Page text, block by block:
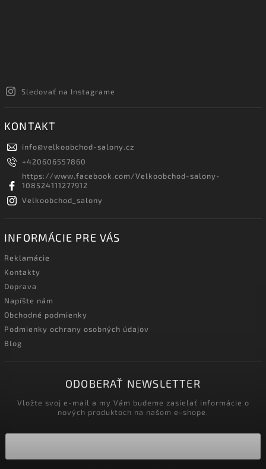
Sledovať na Instagrame
KONTAKT
info@velkoobchod-salony.cz
+420606557860
https://www.facebook.com/Velkoobchod-salony-
108524111277912
Velkoobchod_salony
INFORMÁCIE PRE VÁS
Reklamácie
Kontakty
Doprava
Napíšte nám
Obchodné podmienky
Podmienky ochrany osobných údajov
Blog
ODOBERAŤ NEWSLETTER
Vložte svoj e-mail a my Vám budeme zasielať informácie o
nových produktoch na našom e-shope.